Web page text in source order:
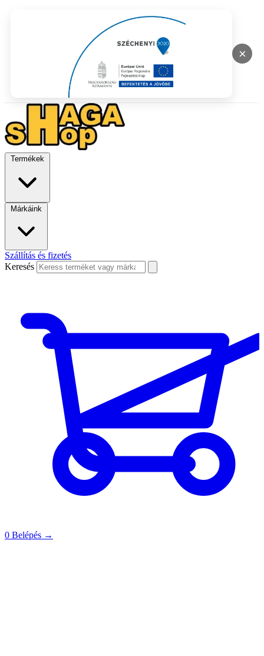
×
Termékek
Márkáink
Szállítás és fizetés
Keresés
0 Belépés →